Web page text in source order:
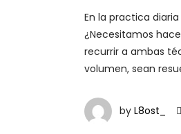
En la practica
¿Necesitamos
recurrir a ambas
volumen, sean
by L8ost_